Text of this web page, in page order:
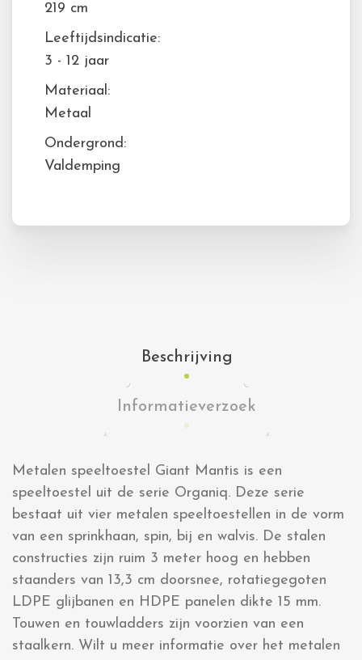
219 cm
Leeftijdsindicatie:
3 - 12 jaar
Materiaal:
Metaal
Ondergrond:
Valdemping
Beschrijving
Informatieverzoek
Metalen speeltoestel Giant Mantis is een
speeltoestel uit de serie Organiq. Deze serie
bestaat uit vier metalen speeltoestellen in de vorm
van een sprinkhaan, spin, bij en walvis. De stalen
constructies zijn ruim 3 meter hoog en hebben
staanders van 13,3 cm doorsnee, rotatiegegoten
LDPE glijbanen en HDPE panelen dikte 15 mm.
Touwen en touwladders zijn voorzien van een
staalkern. Wilt u meer informatie over het metalen